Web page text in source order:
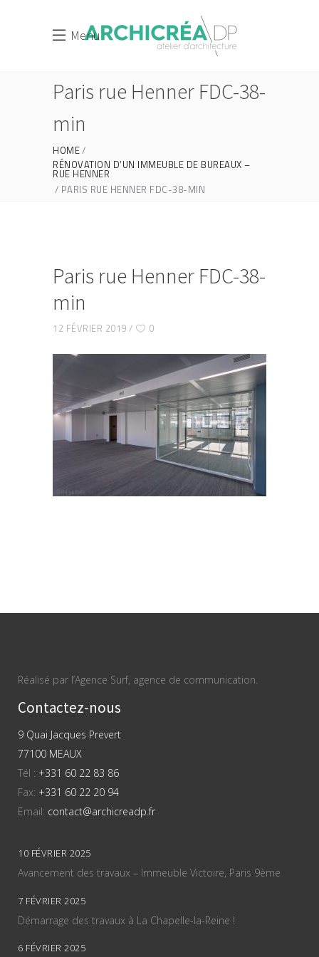
Menu
Paris rue Henner FDC-38-
min
HOME
RÉNOVATION D’UN IMMEUBLE DE BUREAUX –
RUE HENNER
PARIS RUE HENNER FDC-38-MIN
Paris rue Henner FDC-38-
min
12 FÉVRIER 2019 0
Réalisé par l’Agence Surf, agence de communication.
Contactez-nous
9 Quai Jacques Prevert
77100 MEAUX
Tél : +331 60 22 83 86
Fax: +331 60 22 20 94
Email: contact@archicreadp.fr
10 FÉVRIER 2025
Avancement des travaux – Immeuble Victoire, Paris 9ème
7 FÉVRIER 2025
Démarrage des travaux à La Chapelle-la-Reine !
6 FÉVRIER 2025